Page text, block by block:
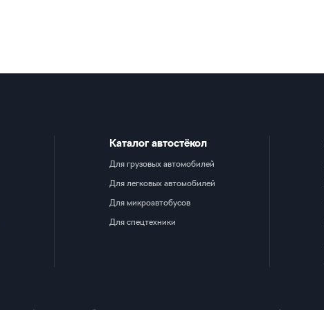
Каталог автостёкол
Для грузовых автомобилей
Для легковых автомобилей
Для микроавтобусов
Для спецтехники